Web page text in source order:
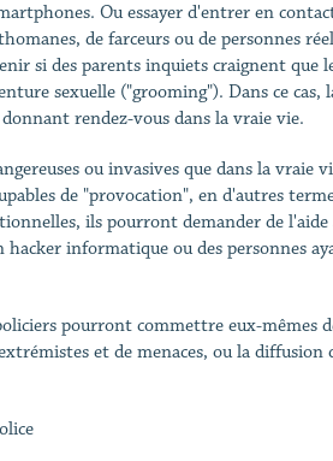
Ou essayer d'entrer en
de farceurs ou de personnes
si des parents inquiets craignent que
sexuelle ("grooming"). Dans ce
rendez-vous dans la vraie vie.
ou invasives que dans la vraie
de "provocation", en d'autres
ils pourront demander de l'aide
informatique ou des personnes
pourront commettre eux-mêmes
et de menaces, ou la diffusion